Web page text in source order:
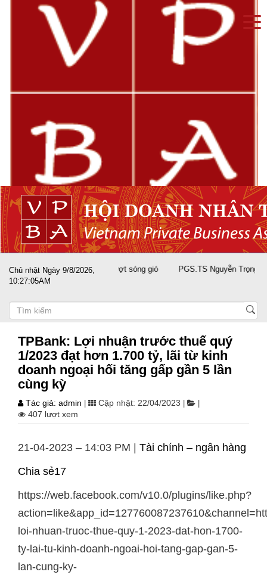
Chủ nhật Ngày 9/8/2026,
10:27:06AM
cùng doanh nghiệp vượt sóng gió PGS.TS Nguyễn Trọng Điều
TPBank: Lợi nhuận trước thuế quý
1/2023 đạt hơn 1.700 tỷ, lãi từ kinh
doanh ngoại hối tăng gấp gần 5 lần
cùng kỳ
Tác giả: admin Cập nhật: 22/04/2023
407 lượt xem
21-04-2023 – 14:03 PM | Tài chính – ngân hàng
Chia sẻ17
https://web.facebook.com/v10.0/plugins/like.php?
loi-nhuan-truoc-thue-quy-1-2023-dat-hon-1700-
ty-lai-tu-kinh-doanh-ngoai-hoi-tang-gap-gan-5-
lan-cung-ky-